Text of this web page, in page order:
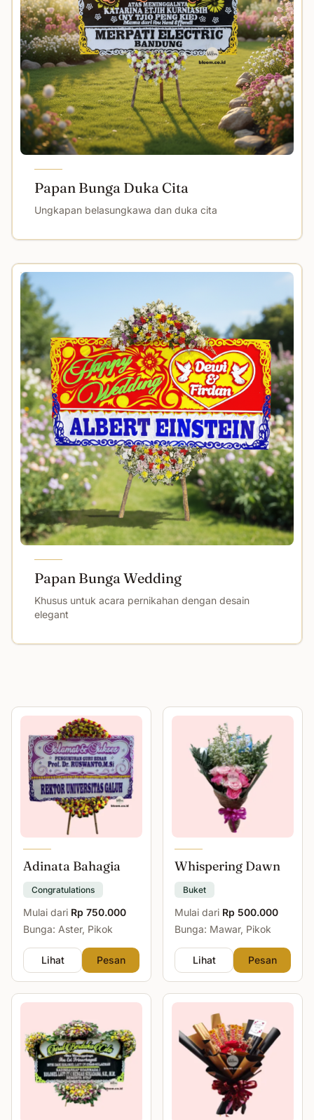
Papan Bunga Duka Cita
Ungkapan belasungkawa dan duka cita
Papan Bunga Wedding
Khusus untuk acara pernikahan dengan desain
elegant
Adinata Bahagia
Congratulations
Mulai dari Rp 750.000
Bunga: Aster, Pikok
Lihat Pesan
Whispering Dawn
Buket
Mulai dari Rp 500.000
Bunga: Mawar, Pikok
Lihat Pesan